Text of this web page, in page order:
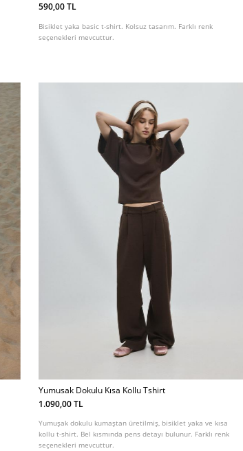
590,00 TL
Bisiklet yaka basic t-shirt. Kolsuz tasarım. Farklı renk
seçenekleri mevcuttur.
Yumusak Dokulu Kısa Kollu Tshirt
1.090,00 TL
Yumuşak dokulu kumaştan üretilmiş, bisiklet yaka ve kısa
kollu t-shirt. Bel kısmında pens detayı bulunur. Farklı renk
seçenekleri mevcuttur.